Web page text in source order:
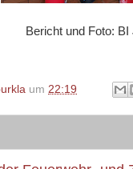
Bericht und Foto:
um 22:19